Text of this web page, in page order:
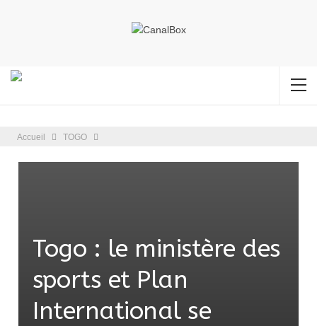
Accueil TOGO
Togo : le ministère des
sports et Plan
International se